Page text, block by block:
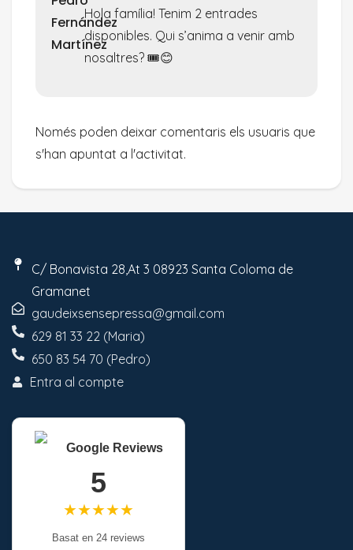
Fernández
Martínez
Hola família! Tenim 2 entrades
disponibles. Qui s’anima a venir amb
nosaltres? 🎟️😊
Només poden deixar comentaris els usuaris que
s'han apuntat a l'activitat.
C/ Bonavista 28,At 3 08923 Santa Coloma de
Gramanet
gaudeixsensepressa@gmail.com
629 81 33 22 (Maria)
650 83 54 70 (Pedro)
Entra al compte
Google Reviews
5
★★★★★
Basat en 24 reviews